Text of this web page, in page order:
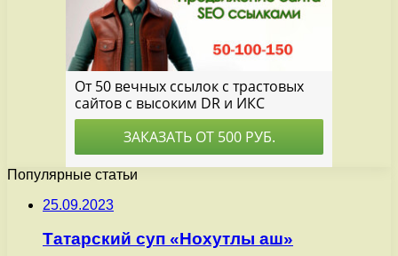
Популярные статьи
25.09.2023
Татарский суп «Нохутлы аш»